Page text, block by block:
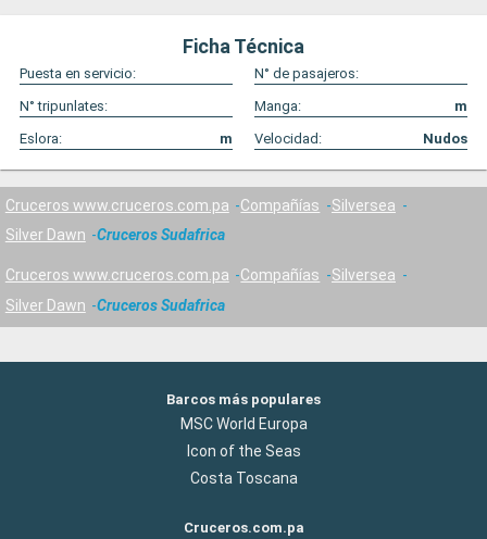
Ficha Técnica
Puesta en servicio:
N° de pasajeros:
N° tripunlates:
Manga:
m
Eslora:
m Velocidad: Nudos
Cruceros www.cruceros.com.pa Compañías
Silversea
Silver Dawn
Cruceros Sudafrica
Cruceros www.cruceros.com.pa Compañías
Silversea
Silver Dawn
Cruceros Sudafrica
Barcos más populares
MSC World Europa
Icon of the Seas
Costa Toscana
Cruceros.com.pa